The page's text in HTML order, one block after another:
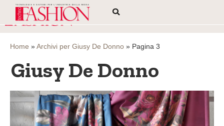
Home »Archivi per Giusy De Donno » Pagina 3
Giusy De Donno